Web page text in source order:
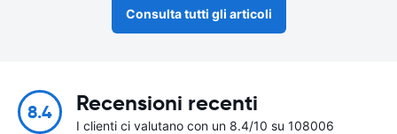
Consulta tutti gli articoli
8.4 Recensioni recenti
I clienti ci valutano con un 8.4/10 su 108006